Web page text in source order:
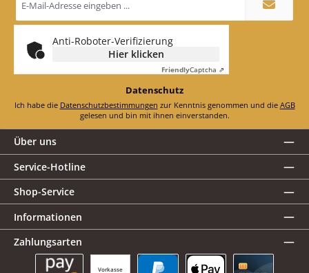
Mail-
Adresse
*
Anti-Roboter-Verifizierung
Hier klicken
FriendlyCaptcha ⇗
Datenschutz
Ich habe die Datenschutzbestimmungen zur Kenntnis genommen und die AGB
gelesen und bin mit ihnen einverstanden.
Über uns
Service-Hotline
Shop-Service
Informationen
Zahlungsarten
Vorkasse